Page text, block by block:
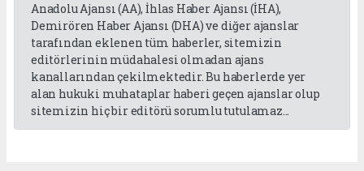
Anadolu Ajansı (AA), İhlas Haber Ajansı (İHA),
Demirören Haber Ajansı (DHA) ve diğer ajanslar
tarafından eklenen tüm haberler, sitemizin
editörlerinin müdahalesi olmadan ajans
kanallarından çekilmektedir. Bu haberlerde yer
alan hukuki muhataplar haberi geçen ajanslar olup
sitemizin hiç bir editörü sorumlu tutulamaz...